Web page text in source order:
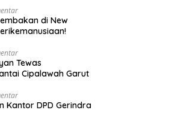
di New
Tewas
Cipalawah Garut
Kantor DPD Gerindra